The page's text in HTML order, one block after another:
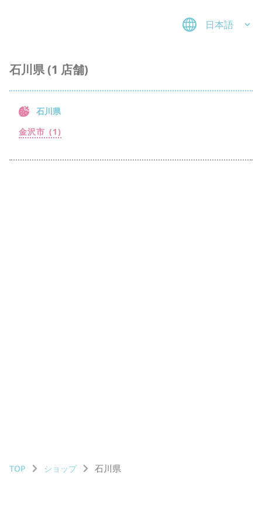
日本語
石川県 (1 店舗)
石川県
金沢市
TOP ショップ 石川県